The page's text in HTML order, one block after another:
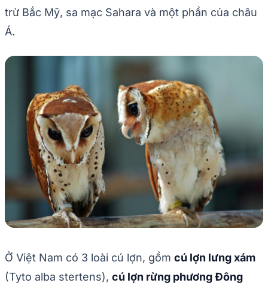
trừ Bắc Mỹ, sa mạc Sahara và một phần của châu
Á.
Ở Việt Nam có 3 loài cú lợn, gồm cú lợn lưng xám
(Tyto alba stertens), cú lợn rừng phương Đông